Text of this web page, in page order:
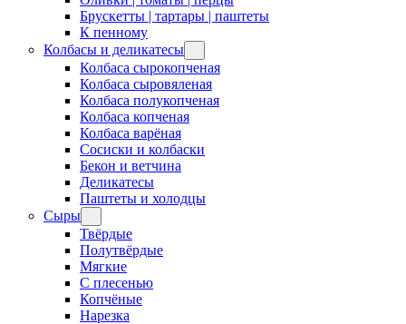
Брускетты | тартары | паштеты
К пенному
Колбасы и деликатесы
Колбаса сырокопченая
Колбаса сыровяленая
Колбаса полукопченая
Колбаса копченая
Колбаса варёная
Сосиски и колбаски
Бекон и ветчина
Деликатесы
Паштеты и холодцы
Сыры
Твёрдые
Полутвёрдые
Мягкие
С плесенью
Копчёные
Нарезка